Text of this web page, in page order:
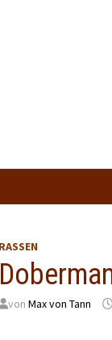
RASSEN
vonMax von Tann